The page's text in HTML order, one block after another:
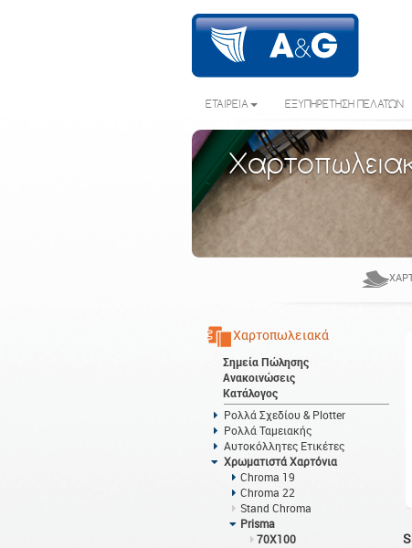
ΕΤΑΙΡΕΙΑ ΕΞΥΠΗΡΕΤΗΣΗ ΠΕΛΑΤΩΝ
Χαρτοπωλειακά
Σημεία Πώλησης
Ανακοινώσεις
Κατάλογος
Ρολλά Σχεδίου & Plotter
Ρολλά Ταμειακής
Αυτοκόλλητες Ετικέτες
Χρωματιστά Χαρτόνια
Chroma 19
Chroma 22
Stand Chroma
Prisma
70X100